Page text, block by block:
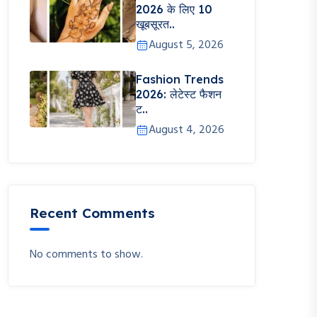
2026 के लिए 10
खूबसूरत..
August 5, 2026
Fashion Trends
2026: लेटेस्ट फैशन
ट..
August 4, 2026
Recent Comments
No comments to show.